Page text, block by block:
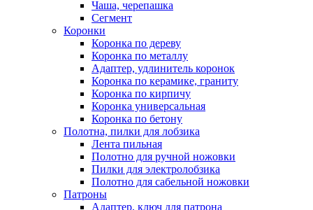
Чаша, черепашка
Сегмент
Коронки
Коронка по дереву
Коронка по металлу
Адаптер, удлинитель коронок
Коронка по керамике, граниту
Коронка по кирпичу
Коронка универсальная
Коронка по бетону
Полотна, пилки для лобзика
Лента пильная
Полотно для ручной ножовки
Пилки для электролобзика
Полотно для сабельной ножовки
Патроны
Адаптер, ключ для патрона